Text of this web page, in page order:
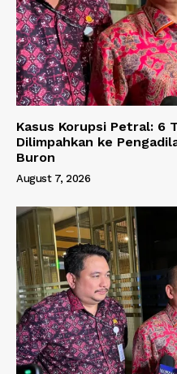
Kasus Korupsi Petral: 6
Dilimpahkan ke
Buron
August 7, 2026